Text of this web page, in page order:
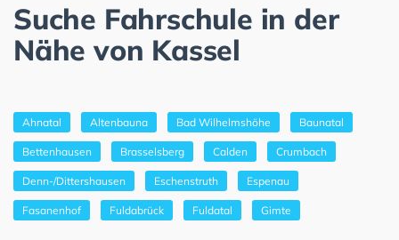
Suche Fahrschule in der
Nähe von Kassel
Ahnatal Altenbauna Bad Wilhelmshöhe Baunatal
Bettenhausen Brasselsberg Calden Crumbach
Denn-/Dittershausen Eschenstruth Espenau
Fasanenhof Fuldabrück Fuldatal Gimte